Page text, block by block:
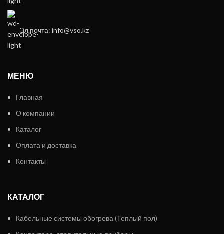
Эл.почта: info@vso.kz
МЕНЮ
Главная
О компании
Каталог
Оплата и доставка
Контакты
КАТАЛОГ
Кабельные системы обогрева (Теплый пол)